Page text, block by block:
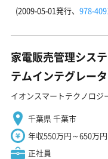
(2009-05-01発行、 978-
家電販売管理シス
テムインテグレー
イオンスマートテクノロジ
千葉県 千葉市
年収550万円～650万円
正社員